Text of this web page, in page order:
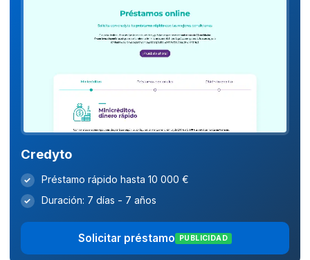
Credyto
✓ Préstamo rápido hasta 10 000 €
✓ Duración: 7 días - 7 años
Solicitar préstamo PUBLICIDAD